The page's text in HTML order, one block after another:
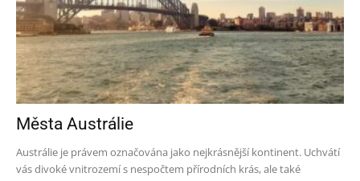
Města Austrálie
Austrálie je právem označována jako nejkrásnější kontinent. Uchvátí
vás divoké vnitrozemí s nespočtem přírodních krás, ale také